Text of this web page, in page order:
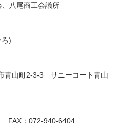
八尾商工会議所
)
青山町2-3-3 サニーコート青山
FAX：072-940-6404